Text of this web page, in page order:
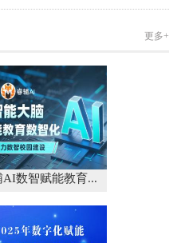
更多+
AI数智赋能教育...